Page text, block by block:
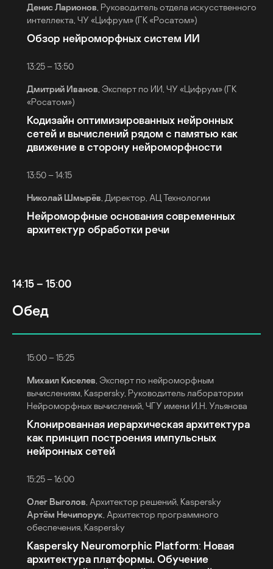
Денис Ларионов , Руководитель отдела искусственного
интеллекта, ЧУ «Цифрум» (ГК «Росатом»)
Обзор нейроморфных систем ИИ
13:25 – 13:50
Дмитрий Иванов , Эксперт по ИИ, ЧУ «Цифрум» (ГК
«Росатом»)
Кодизайн оптимизированных нейронных
сетей и вычислений рядом с памятью как
движение в сторону нейроморфности
13:50 – 14:15
Николай Шмырёв , Директор, АЦ Технологии
Нейроморфные основания современных
архитектур обработки речи
14:15 – 15:00
Обед
15:00 – 15:25
Михаил Киселев , Эксперт по нейроморфным
вычислениям, Kaspersky, Руководитель лаборатории
Нейроморфных вычислений, ЧГУ имени И.Н. Ульянова
Клонированная иерархическая архитектура
как принцип построения импульсных
нейронных сетей
15:25 – 16:00
Олег Выголов , Архитектор решений, Kaspersky
Артём Нечипорук , Архитектор программного
обеспечения, Kaspersky
Kaspersky Neuromorphic Platform: Новая
архитектура платформы. Обучение